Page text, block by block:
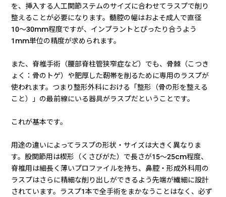
を、挿入する人工関節ステムのサイズに合わせてラスプで削り
整えることが必要になります。髄腔の幅はおよそ成人で直径
10〜30mm程度ですが、インプラントとぴったり合うよう
1mm単位の精度が求められます。
また、脊椎手術（腰部脊柱管狭窄症など）でも、骨棘（こつき
ょく：骨のトゲ）や肥厚した靭帯を削るために専用のラスプが
使われます。つまり整形外科における「整形（骨の形を整える
こと）」の最前線にいる器具がラスプだということです。
これが基本です。
用途の違いによってラスプの形状・サイズは大きく異なりま
す。股関節用は楔形（くさびがた）で長さが15〜25cm程度、
脊椎用は細長く薄いプロファイルを持ち、鼻腔・形成外科用の
ラスプはさらに精細な削り出しができるよう先端が繊細に設計
されています。ラスプ1本で全手術をまかなうことはなく、必ず